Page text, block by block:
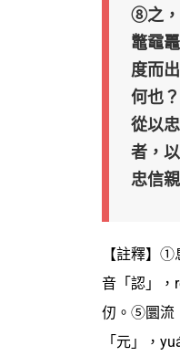
⑧之，
鼈黿
度而
何也
從以
者，
忠信
【註釋】
音「認」，
仞。⑤圜流
「元」，